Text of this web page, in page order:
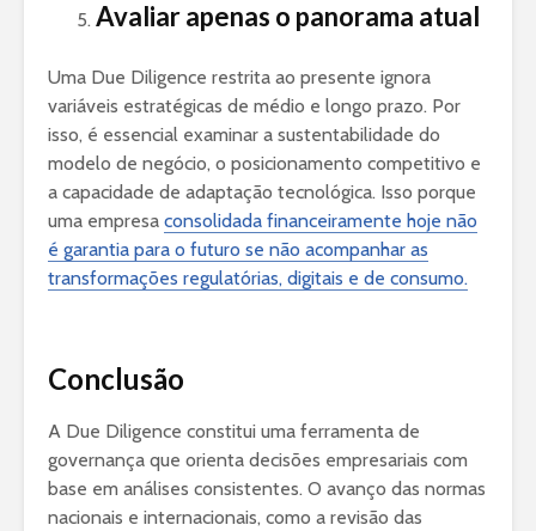
Avaliar apenas o panorama atual
Uma Due Diligence restrita ao presente ignora
variáveis estratégicas de médio e longo prazo. Por
isso, é essencial examinar a sustentabilidade do
modelo de negócio, o posicionamento competitivo e
a capacidade de adaptação tecnológica. Isso porque
uma empresa consolidada financeiramente hoje não
é garantia para o futuro se não acompanhar as
transformações regulatórias, digitais e de consumo.
Conclusão
A Due Diligence constitui uma ferramenta de
governança que orienta decisões empresariais com
base em análises consistentes. O avanço das normas
nacionais e internacionais, como a revisão das